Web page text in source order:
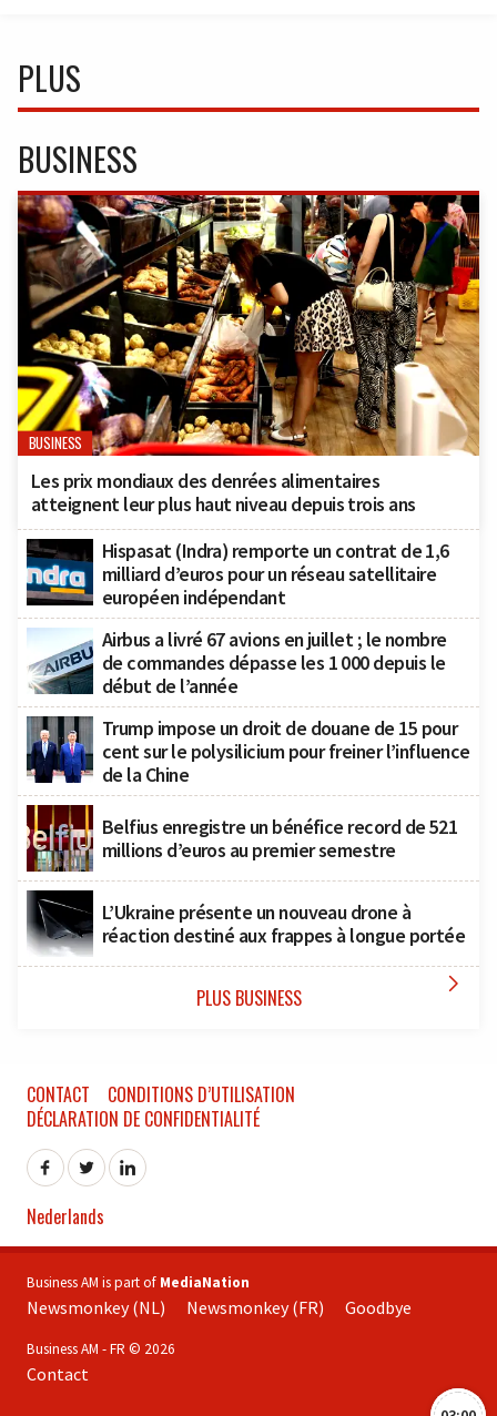
PLUS
BUSINESS
BUSINESS
Les prix mondiaux des denrées alimentaires
atteignent leur plus haut niveau depuis trois ans
Hispasat (Indra) remporte un contrat de 1,6
milliard d’euros pour un réseau satellitaire
européen indépendant
Airbus a livré 67 avions en juillet ; le nombre
de commandes dépasse les 1 000 depuis le
début de l’année
Trump impose un droit de douane de 15 pour
cent sur le polysilicium pour freiner l’influence
de la Chine
Belfius enregistre un bénéfice record de 521
millions d’euros au premier semestre
L’Ukraine présente un nouveau drone à
réaction destiné aux frappes à longue portée
PLUS BUSINESS 
CONTACT
CONDITIONS D’UTILISATION
DÉCLARATION DE CONFIDENTIALITÉ
Nederlands
Business AM is part of MediaNation
Newsmonkey (NL) Newsmonkey (FR) Goodbye
Business AM - FR © 2026
Contact